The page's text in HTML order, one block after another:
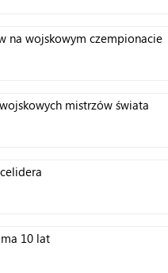
na wojskowym czempionacie
mistrzów świata
10 lat